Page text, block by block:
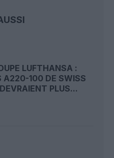
LUFTHANSA :
A220-100 DE SWISS
PLUS...